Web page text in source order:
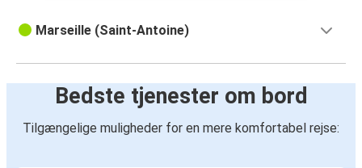
Marseille (Saint-Antoine)
Bedste tjenester om bord
Tilgængelige muligheder for en mere komfortabel rejse: